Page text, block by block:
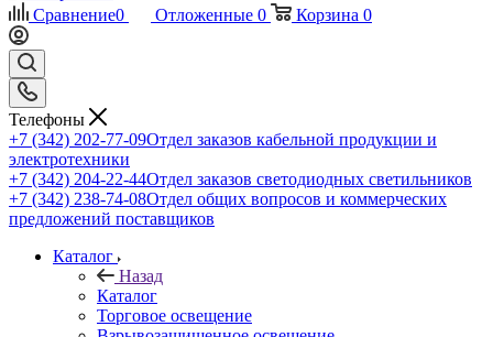
Сравнение0 Отложенные 0 Корзина 0
Телефоны
+7 (342) 202-77-09Отдел заказов кабельной продукции и
электротехники
+7 (342) 204-22-44Отдел заказов светодиодных светильников
+7 (342) 238-74-08Отдел общих вопросов и коммерческих
предложений поставщиков
Каталог
Назад
Каталог
Торговое освещение